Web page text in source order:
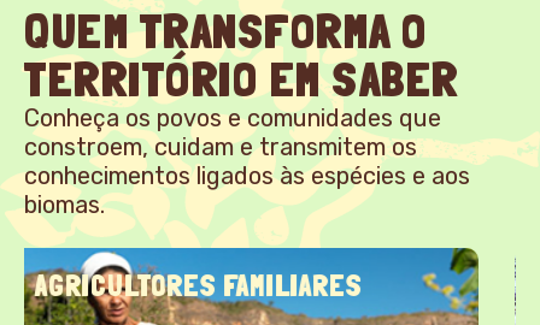
QUEM TRANSFORMA O
TERRITÓRIO EM SABER
Conheça os povos e comunidades que
constroem, cuidam e transmitem os
conhecimentos ligados às espécies e aos
biomas.
COMUNIDADE DE FUNDO E FECHO DE
PASTO